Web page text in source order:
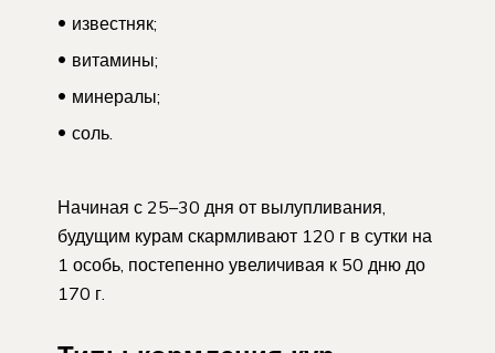
известняк;
витамины;
минералы;
соль.
Начиная с 25–30 дня от вылупливания,
будущим курам скармливают 120 г в сутки на
1 особь, постепенно увеличивая к 50 дню до
170 г.